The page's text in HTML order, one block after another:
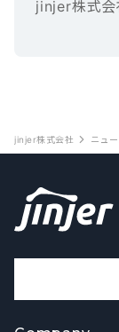
jinjer株式会
jinjer株式会社 ニュ